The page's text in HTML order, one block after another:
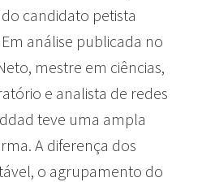
candidato petista
análise publicada no
mestre em ciências,
e analista de redes
teve uma ampla
A diferença dos
o agrupamento do